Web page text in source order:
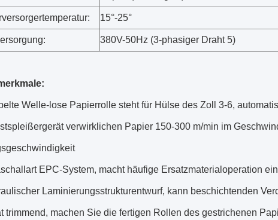
15°-25°
380V-50Hz (3-phasiger Draht 5)
Welle-lose Papierrolle steht für Hülse des Zoll 3-6,
verwirklichen Papier 150-300 m/min im
EPC-System, macht häufige Ersatzmaterialoperation
Laminierungsstrukturentwurf, kann beschichtenden
trimmend, machen Sie die fertigen Rollen des gestrichenen